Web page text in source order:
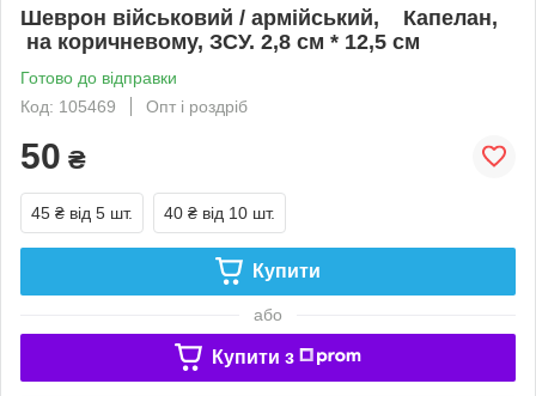
Шеврон військовий / армійський, Капелан,
на коричневому, ЗСУ. 2,8 см * 12,5 см
Готово до відправки
Код: 105469
Опт і роздріб
50 ₴
45 ₴ від 5 шт. 40 ₴ від 10 шт.
Купити
або
Купити з